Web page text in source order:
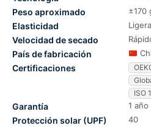
Peso aproximado ±170
Elasticidad
Velocidad de secado
País de fabricación
Certificaciones
ISO
Garantía 1 año
Protección solar (UPF) 40